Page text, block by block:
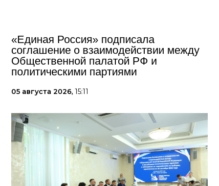
«Единая Россия» подписала
соглашение о взаимодействии между
Общественной палатой РФ и
политическими партиями
05 августа 2026, 15:11